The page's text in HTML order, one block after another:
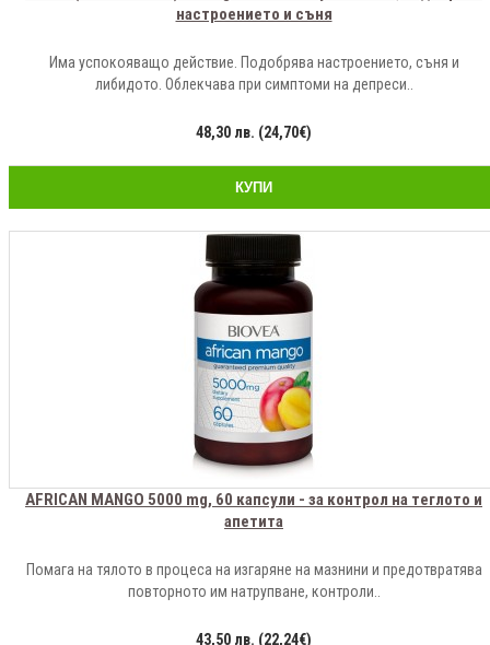
настроението и съня
Има успокояващо действие. Подобрява настроението, съня и
либидото. Облекчава при симптоми на депреси..
48,30 лв. (24,70€)
КУПИ
AFRICAN MANGO 5000 mg, 60 капсули - за контрол на теглото и
апетита
Помага на тялото в процеса на изгаряне на мазнини и предотвратява
повторното им натрупване, контроли..
43,50 лв. (22,24€)